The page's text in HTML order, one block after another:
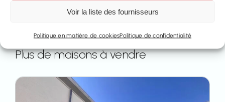
Voir la liste des fournisseurs
Politique en matière de cookiesPolitique de confidentialité
Plus de maisons à vendre